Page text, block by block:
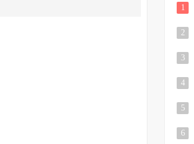
1
2
3
4
5
6